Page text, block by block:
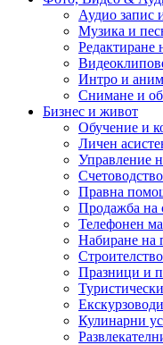
Аудио запис
Музика и
Редактиране
Интро и
Снимане и
Бизнес и живот
Обучение и
Личен
Управление
Правна
Продажба на
Телефонен
Набиране на
Празници и
Кулинарни